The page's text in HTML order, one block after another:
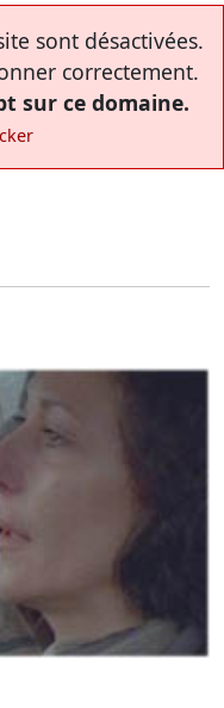
sont désactivées.
correctement.
sur ce domaine.